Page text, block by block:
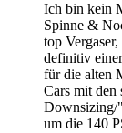
Ich bin kein
Spinne &
top
definitiv
für die alten
Cars mit den
Downsizing/
um die 140